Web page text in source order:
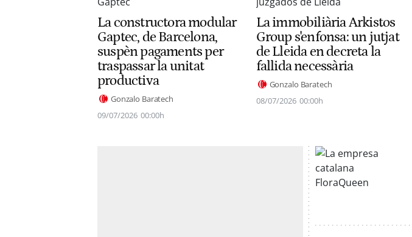
La constructora modular
Gaptec, de Barcelona,
suspèn pagaments per
traspassar la unitat
productiva
Gonzalo Baratech
09/07/2026 00:00h
La immobiliària Arkistos
Group s'enfonsa: un jutjat
de Lleida en decreta la
fallida necessària
Gonzalo Baratech
08/07/2026 00:00h